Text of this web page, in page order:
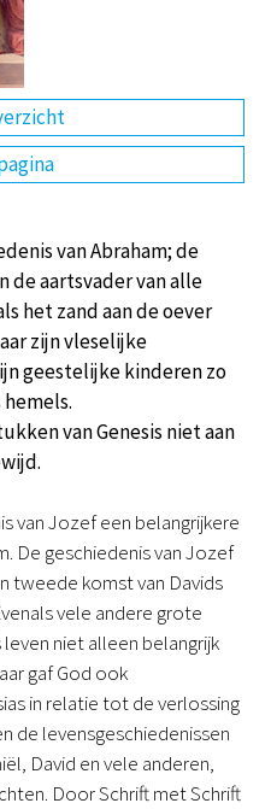
van Abraham; de
de aartsvader van alle
het zand aan de oever
zijn vleselijke
geestelijke kinderen zo
van Genesis niet aan
van Jozef een belangrijkere
De geschiedenis van Jozef
tweede komst van Davids
vele andere grote
niet alleen belangrijk
gaf God ook
in relatie tot de verlossing
de levensgeschiedenissen
David en vele anderen,
Door Schrift met Schrift
EN